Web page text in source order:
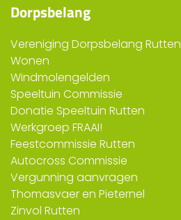
Dorpsbelang
Vereniging Dorpsbelang Rutten
Wonen
Windmolengelden
Speeltuin Commissie
Donatie Speeltuin Rutten
Werkgroep FRAAI!
Feestcommissie Rutten
Autocross Commissie
Vergunning aanvragen
Thomasvaer en Pieternel
Zinvol Rutten